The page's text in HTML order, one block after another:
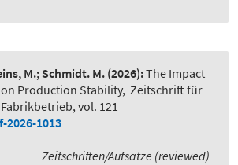
M.; Schmidt. M. (2026):The Impact
Production Stability, Zeitschrift für
vol. 121
2026-1013
Zeitschriften/Aufsätze (reviewed)